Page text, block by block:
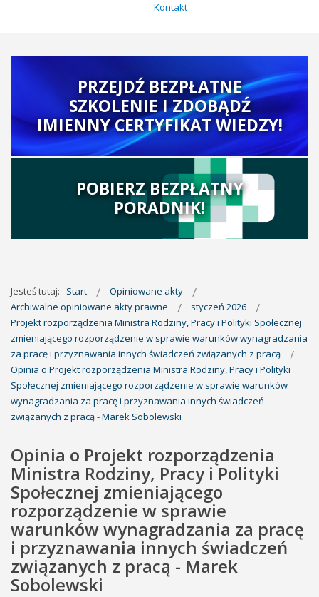
Kontakt
PRZEJDŹ BEZPŁATNE
SZKOLENIE I ZDOBĄDŹ
IMIENNY CERTYFIKAT WIEDZY!
POBIERZ BEZPŁATNY
PORADNIK!
Jesteś tutaj: Start
Opiniowane akty
Archiwalne opiniowane akty prawne
styczeń 2026
Projekt rozporządzenia Ministra Rodziny, Pracy i Polityki Społecznej
zmieniającego rozporządzenie w sprawie warunków wynagradzania
za pracę i przyznawania innych świadczeń związanych z pracą
Opinia o Projekt rozporządzenia Ministra Rodziny, Pracy i Polityki
Społecznej zmieniającego rozporządzenie w sprawie warunków
wynagradzania za pracę i przyznawania innych świadczeń
związanych z pracą - Marek Sobolewski
Opinia o Projekt rozporządzenia
Ministra Rodziny, Pracy i Polityki
Społecznej zmieniającego
rozporządzenie w sprawie
warunków wynagradzania za pracę
i przyznawania innych świadczeń
związanych z pracą - Marek
Sobolewski